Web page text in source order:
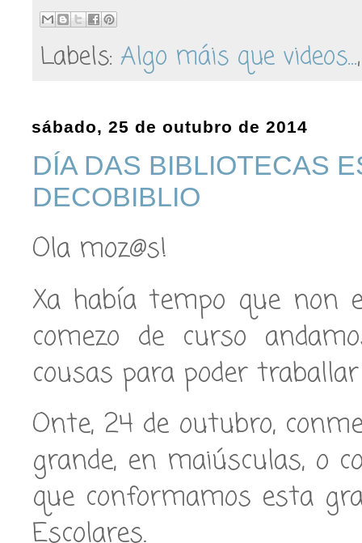
Labels: Algo máis que videos...
sábado, 25 de outubro de 2014
DÍA DAS BIBLIOTECAS
DECOBIBLIO
Ola moz@s!
Xa había tempo que non
comezo de curso
cousas para poder
Onte, 24 de outubro,
grande, en maiúsculas, o
que conformamos esta
Escolares.